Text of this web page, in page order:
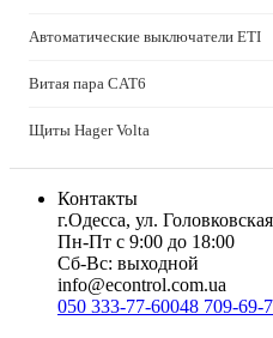
Автоматические выключатели ETI
Витая пара CAT6
Щиты Hager Volta
Контакты
г.Одесса, ул.
Пн-Пт с 9:00 до 18:00
Сб-Вс: выходной
info@econtrol.com.ua
050 333-77-60048 709-69-